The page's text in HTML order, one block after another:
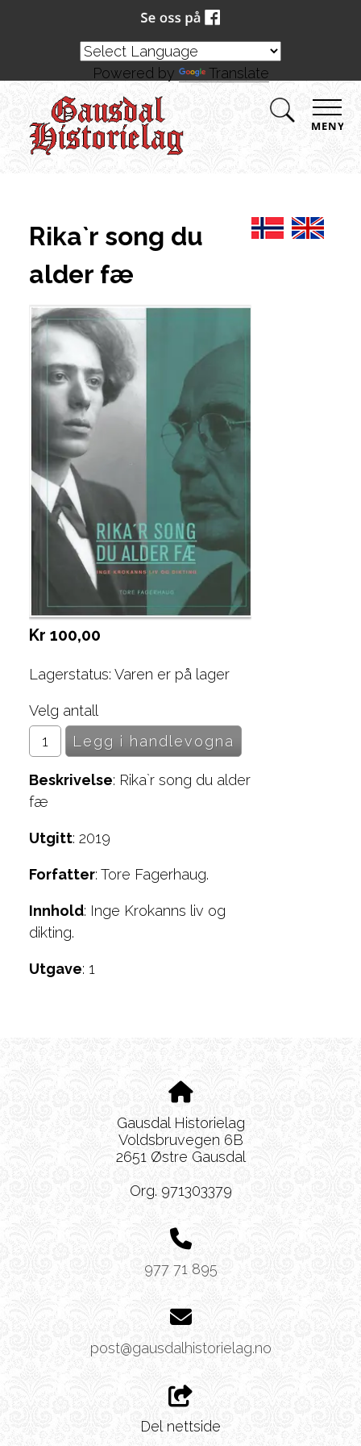
MENY
Rika`r song du
alder fæ
Kr 100,00
Lagerstatus: Varen er på lager
Velg antall
Beskrivelse: Rika`r song du alder
fæ
Utgitt: 2019
Forfatter: Tore Fagerhaug.
Innhold: Inge Krokanns liv og
dikting.
Utgave: 1
Powered by Translate
Gausdal Historielag
Voldsbruvegen 6B
2651 Østre Gausdal
Org. 971303379
977 71 895
post@gausdalhistorielag.no
Del nettside